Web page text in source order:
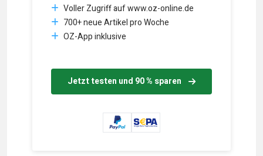
Voller Zugriff auf www.oz-online.de
700+ neue Artikel pro Woche
OZ-App inklusive
Jetzt testen und 90 % sparen